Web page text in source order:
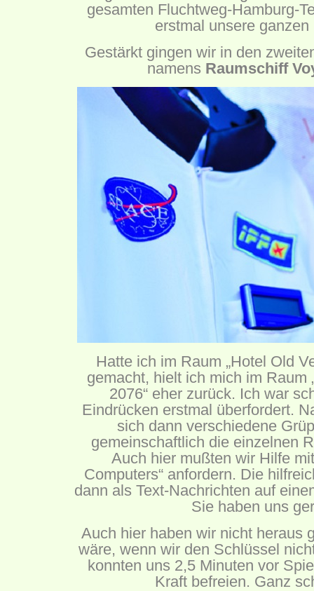
gesamten Fluchtweg-Hamburg-
erstmal unsere
Gestärkt gingen wir in den
namens Raumschiff
Hatte ich im Raum „Hotel Old
gemacht, hielt ich mich im Raum
2076“ eher zurück. Ich war
Eindrücken erstmal überfordert.
sich dann verschiedene
gemeinschaftlich die einzelnen
Auch hier mußten wir Hilfe
Computers“ anfordern. Die
dann als Text-Nachrichten auf
Sie haben uns
Auch hier haben wir nicht heraus
wäre, wenn wir den Schlüssel
konnten uns 2,5 Minuten vor
Kraft befreien. Ganz